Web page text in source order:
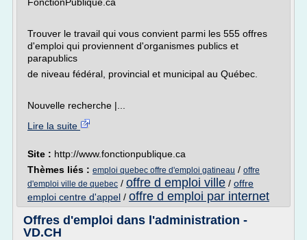
Trouver le travail qui vous convient parmi les 555 offres
d'emploi qui proviennent d'organismes publics et
parapublics
de niveau fédéral, provincial et municipal au Québec.
Nouvelle recherche |...
Lire la suite
Site : http://www.fonctionpublique.ca
Thèmes liés : emploi quebec offre d'emploi gatineau / offre
d'emploi ville de quebec / offre d emploi ville / offre
emploi centre d'appel / offre d emploi par internet
Offres d'emploi dans l'administration -
VD.CH